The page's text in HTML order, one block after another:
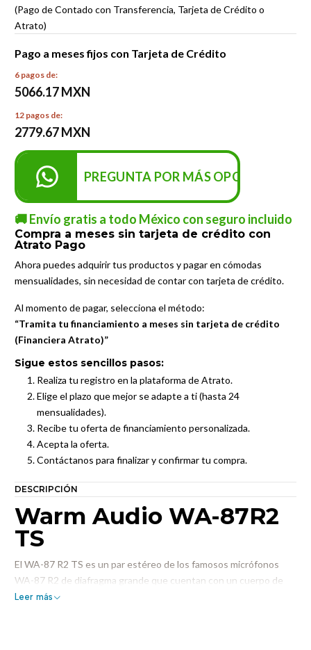
(Pago de Contado con Transferencia, Tarjeta de Crédito o
Atrato)
Pago a meses fijos con Tarjeta de Crédito
6 pagos de:
5066.17 MXN
12 pagos de:
2779.67 MXN
PREGUNTA POR MÁS OPCIONES DE
🚚 Envío gratis a todo México con seguro incluido
Compra a meses sin tarjeta de crédito con
Atrato Pago
Ahora puedes adquirir tus productos y pagar en cómodas
mensualidades, sin necesidad de contar con tarjeta de crédito.
Al momento de pagar, selecciona el método:
“Tramita tu financiamiento a meses sin tarjeta de crédito
(Financiera Atrato)”
Sigue estos sencillos pasos:
Realiza tu registro en la plataforma de Atrato.
Elige el plazo que mejor se adapte a ti (hasta 24
mensualidades).
Recibe tu oferta de financiamiento personalizada.
Acepta la oferta.
Contáctanos para finalizar y confirmar tu compra.
DESCRIPCIÓN
Warm Audio WA-87R2
TS
El WA-87 R2 TS es un par estéreo de los famosos micrófonos
WA-87 R2 de diafragma grande que cuentan con un cuerpo de
latón niquelado con un acabado estilo titanio de edición limitada.
Leer más